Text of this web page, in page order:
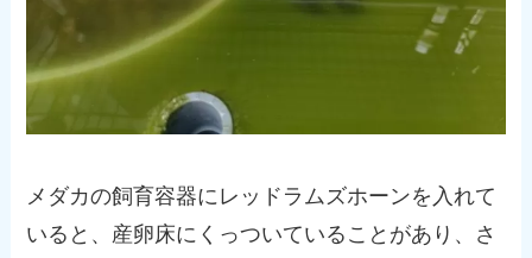
メダカの飼育容器にレッドラムズホーンを入れて
いると、産卵床にくっついていることがあり、さ